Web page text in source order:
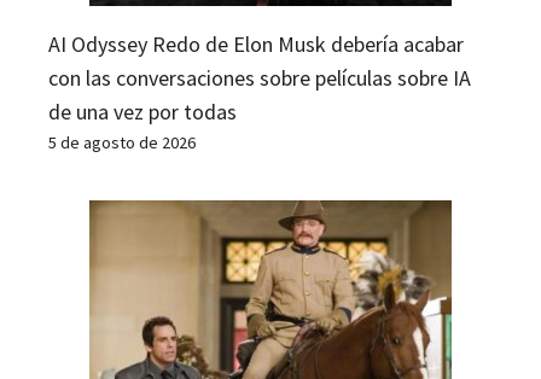
AI Odyssey Redo de Elon Musk debería acabar
con las conversaciones sobre películas sobre IA
de una vez por todas
5 de agosto de 2026